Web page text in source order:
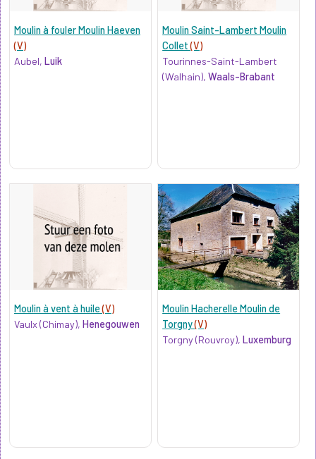
Moulin à fouler Moulin Haeven
(V)
Aubel, Luik
Moulin Saint-Lambert Moulin
Collet(V)
Tourinnes-Saint-Lambert
(Walhain),Waals-Brabant
Moulin à vent à huile(V)
Vaulx (Chimay), Henegouwen
Moulin Hacherelle Moulin de
Torgny(V)
Torgny (Rouvroy),Luxemburg